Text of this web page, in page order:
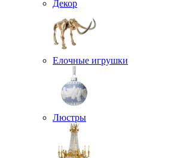
Декор
Елочные игрушки
Люстры